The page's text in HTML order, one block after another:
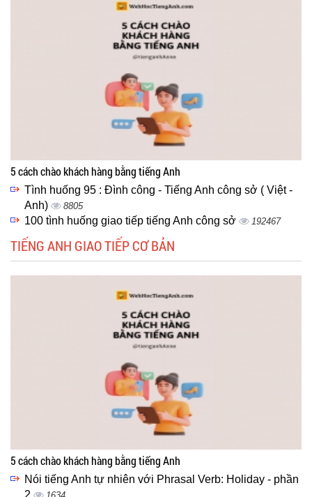
5 cách chào khách hàng bằng tiếng Anh
Tình huống 95 : Đình công - Tiếng Anh công sở ( Việt -
Anh)
8805
100 tình huống giao tiếp tiếng Anh công sở 192467
TIẾNG ANH GIAO TIẾP CƠ BẢN
5 cách chào khách hàng bằng tiếng Anh
Nói tiếng Anh tự nhiên với Phrasal Verb: Holiday - phần
2